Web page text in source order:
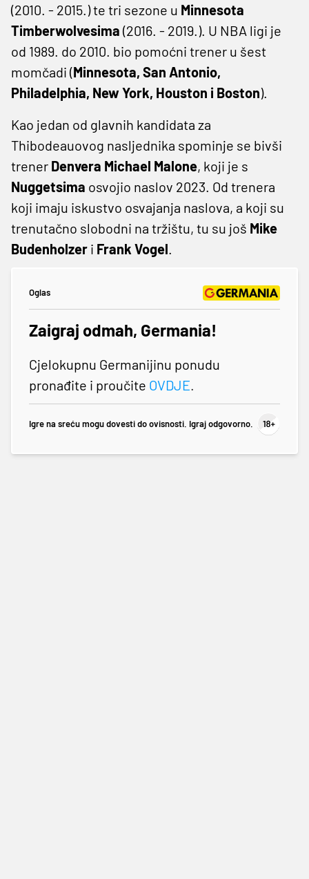
(2010. - 2015.) te tri sezone u Minnesota
Timberwolvesima (2016. - 2019.). U NBA ligi je
od 1989. do 2010. bio pomoćni trener u šest
momčadi (Minnesota, San Antonio,
Philadelphia, New York, Houston i Boston).
Kao jedan od glavnih kandidata za
Thibodeauovog nasljednika spominje se bivši
trener Denvera Michael Malone, koji je s
Nuggetsima osvojio naslov 2023. Od trenera
koji imaju iskustvo osvajanja naslova, a koji su
trenutačno slobodni na tržištu, tu su još Mike
Budenholzer i Frank Vogel.
Oglas
Zaigraj odmah, Germania!
Cjelokupnu Germanijinu ponudu
pronađite i proučite OVDJE.
Igre na sreću mogu dovesti do ovisnosti. Igraj odgovorno.